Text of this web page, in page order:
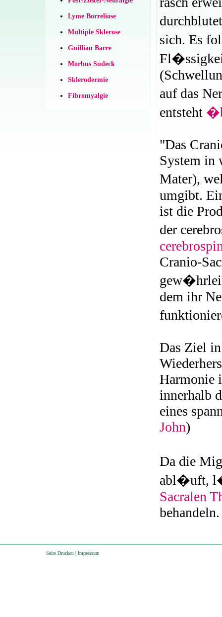
Lyme Borreliose
Multiple Sklerose
Guillian Barre
Morbus Sudeck
Sklerodermie
Fibromyalgie
sich. Es
auf das
entsteht
"Das
System in
Mater),
umgibt.
ist die
der
Cranio-
dem ihr
Das Ziel
Harmonie
innerhalb
eines
John)
Da die
abl�uft,
Sacralen
behandeln.
Seite Drucken | Impressum